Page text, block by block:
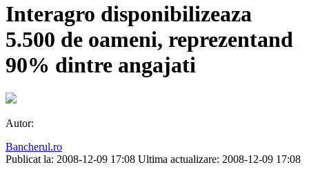
Interagro disponibilizeaza
5.500 de oameni, reprezentand
90% dintre angajati
Autor:
Bancherul.ro
Publicat la: 2008-12-09 17:08 Ultima actualizare: 2008-12-09 17:08